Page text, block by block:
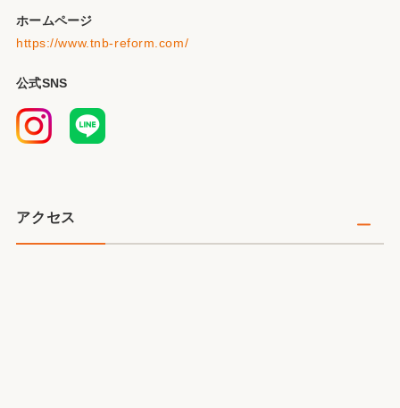
ホームページ
https://www.tnb-reform.com/
公式SNS
アクセス